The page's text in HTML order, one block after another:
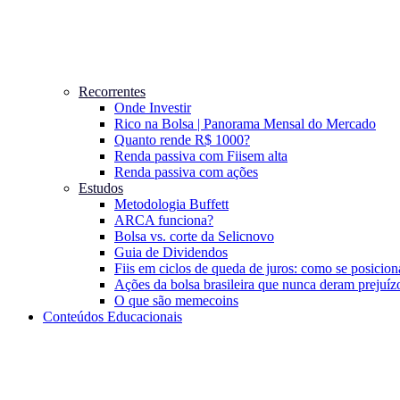
Recorrentes
Onde Investir
Rico na Bolsa | Panorama Mensal do Mercado
Quanto rende R$ 1000?
Renda passiva com Fiisem alta
Renda passiva com ações
Estudos
Metodologia Buffett
ARCA funciona?
Bolsa vs. corte da Selicnovo
Guia de Dividendos
Fiis em ciclos de queda de juros: como se
Ações da bolsa brasileira que nunca deram
O que são memecoins
Conteúdos Educacionais